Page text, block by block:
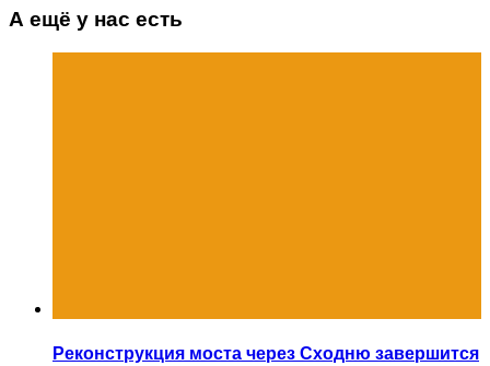
А ещё у нас есть
Реконструкция моста через Сходню завершится